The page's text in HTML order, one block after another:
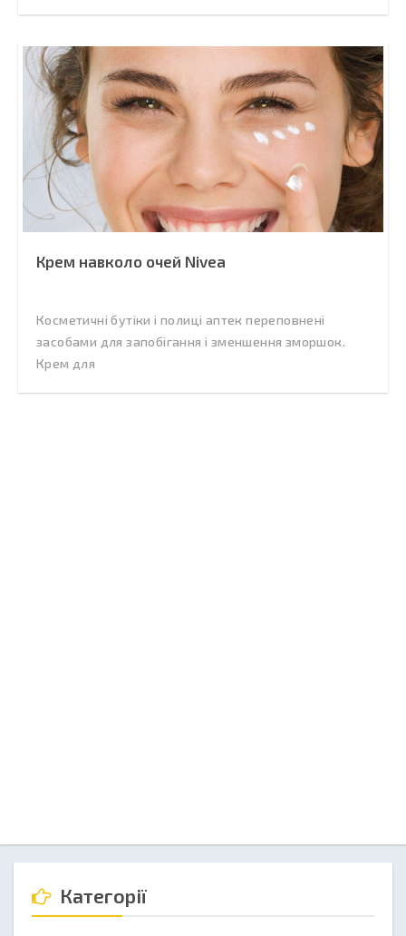
Крем навколо очей Nivea
Косметичні бутіки і полиці аптек переповнені
засобами для запобігання і зменшення зморшок.
Крем для
Категорії